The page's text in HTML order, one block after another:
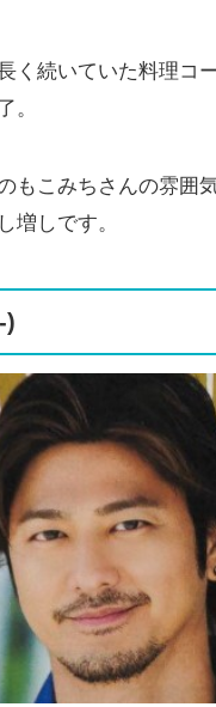
く続いていた料理コ
。
もこみちさんの雰囲
増しです。
)